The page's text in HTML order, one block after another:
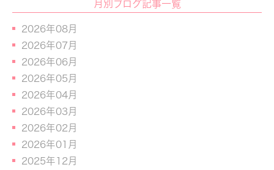
月別ブログ記事一覧
2026年08月
2026年07月
2026年06月
2026年05月
2026年04月
2026年03月
2026年02月
2026年01月
2025年12月